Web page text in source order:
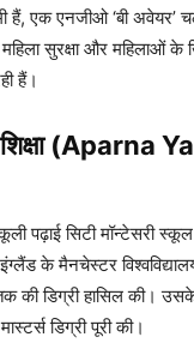
हैं, एक एनजीओ ‘बी अवेयर’
सुरक्षा और महिलाओं
हैं।
(Aparna
पढ़ाई सिटी मॉन्टेसरी
के मैनचेस्टर
की डिग्री हासिल की।
डिग्री पूरी की।